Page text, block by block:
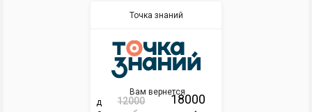
Точка знаний
Вам вернется
д
12000
18000